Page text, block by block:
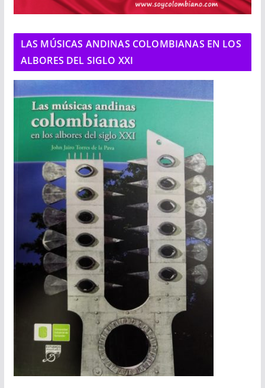
LAS MÚSICAS ANDINAS COLOMBIANAS EN LOS
ALBORES DEL SIGLO XXI